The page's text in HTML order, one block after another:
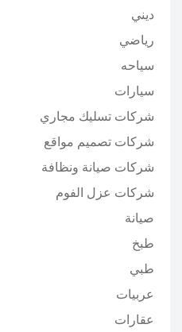
ديني
رياضي
سياحه
سيارات
شركات تسليك مجاري
شركات تصميم مواقع
شركات صيانة ونظافة
شركات عزل الفوم
صيانة
طبخ
طبي
عربيات
عقارات